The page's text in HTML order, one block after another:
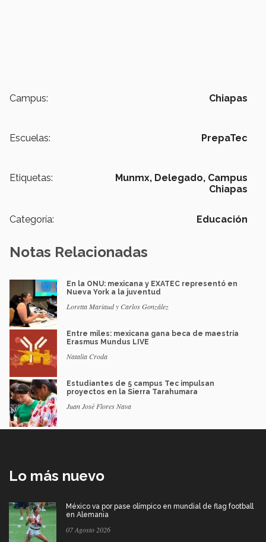
Campus: Chiapas
Escuelas: PrepaTec
Etiquetas: Munmx, Delegado, Campus
Chiapas
Categoría: Educación
Notas Relacionadas
En la ONU: mexicana y EXATEC representó en
Nueva York a la juventud
Loretta Mariaud y Carlos González
Entre miles: mexicana gana beca de maestría
Erasmus Mundus LIVE
Natalia Croda
Estudiantes de 5 campus Tec impulsan
proyectos en la Sierra Tarahumara
Juan José Flores Nava
Lo más nuevo
México va por pase olímpico en mundial de flag football
en Alemania
07 Agosto 2026